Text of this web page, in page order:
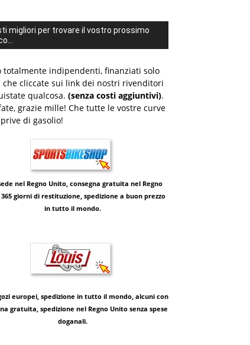
migliori per trovare il vostro prossimo
totalmente indipendenti, finanziati solo
che cliccate sui link dei nostri rivenditori
qualcosa. (senza costi aggiuntivi).
grazie mille! Che tutte le vostre curve
di gasolio!
nel Regno Unito, consegna gratuita nel Regno
giorni di restituzione, spedizione a buon prezzo
in tutto il mondo.
europei, spedizione in tutto il mondo, alcuni con
gratuita, spedizione nel Regno Unito senza spese
doganali.